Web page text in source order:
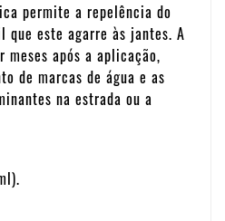
permite a repelência do
este agarre às jantes. A
meses após a aplicação,
de marcas de água e as
na estrada ou a